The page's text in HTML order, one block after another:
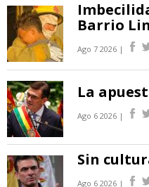
Barrio
Ago 7 2026 |
La
Ago 6 2026 |
Sin
Ago 6 2026 |